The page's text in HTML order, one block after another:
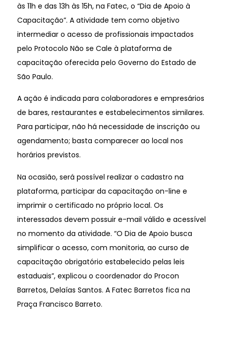
às 11h e das 13h às 15h, na Fatec, o “Dia de Apoio à
Capacitação”. A atividade tem como objetivo
intermediar o acesso de profissionais impactados
pelo Protocolo Não se Cale à plataforma de
capacitação oferecida pelo Governo do Estado de
São Paulo.
A ação é indicada para colaboradores e empresários
de bares, restaurantes e estabelecimentos similares.
Para participar, não há necessidade de inscrição ou
agendamento; basta comparecer ao local nos
horários previstos.
Na ocasião, será possível realizar o cadastro na
plataforma, participar da capacitação on-line e
imprimir o certificado no próprio local. Os
interessados devem possuir e-mail válido e acessível
no momento da atividade. “O Dia de Apoio busca
simplificar o acesso, com monitoria, ao curso de
capacitação obrigatório estabelecido pelas leis
estaduais”, explicou o coordenador do Procon
Barretos, Delaías Santos. A Fatec Barretos fica na
Praça Francisco Barreto.